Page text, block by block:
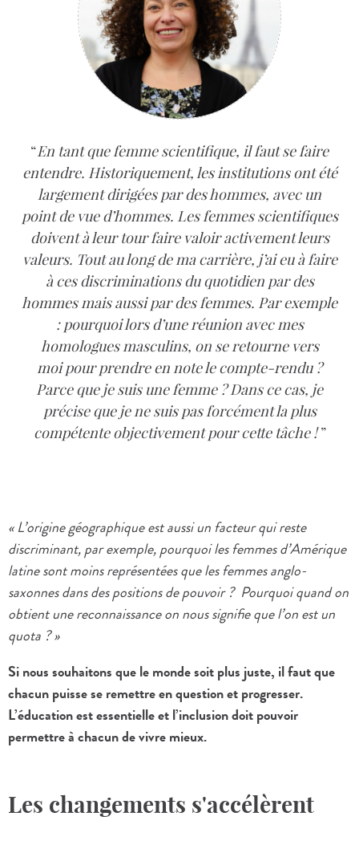
En tant que femme scientifique, il faut se faire
entendre. Historiquement, les institutions ont été
largement dirigées par des hommes, avec un
point de vue d’hommes. Les femmes scientifiques
doivent à leur tour faire valoir activement leurs
valeurs. Tout au long de ma carrière, j’ai eu à faire
à ces discriminations du quotidien par des
hommes mais aussi par des femmes. Par exemple
: pourquoi lors d’une réunion avec mes
homologues masculins, on se retourne vers
moi pour prendre en note le compte-rendu ?
Parce que je suis une femme ? Dans ce cas, je
précise que je ne suis pas forcément la plus
compétente objectivement pour cette tâche !
« L’origine géographique est aussi un facteur qui reste
discriminant, par exemple, pourquoi les femmes d’Amérique
latine sont moins représentées que les femmes anglo-
saxonnes dans des positions de pouvoir ? Pourquoi quand on
obtient une reconnaissance on nous signifie que l’on est un
quota ? »
Si nous souhaitons que le monde soit plus juste, il faut que
chacun puisse se remettre en question et progresser.
L’éducation est essentielle et l’inclusion doit pouvoir
permettre à chacun de vivre mieux.
Les changements s'accélèrent